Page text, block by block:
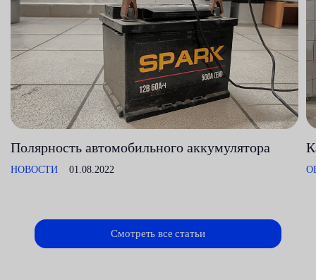
Полярность автомобильного аккумулятора
НОВОСТИ 01.08.2022
Смотреть все статьи